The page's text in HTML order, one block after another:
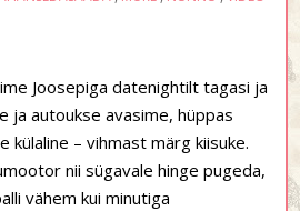
Joosepiga datenightilt tagasi ja
ja autoukse avasime, hüppas
külaline – vihmast märg kiisuke.
nii sügavale hinge pugeda,
vähem kui minutiga